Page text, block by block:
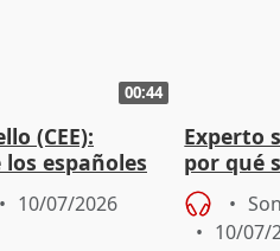
00:44
(CEE):
españoles
atrás"
10/07/2026
Experto
por qué
el
10/07/